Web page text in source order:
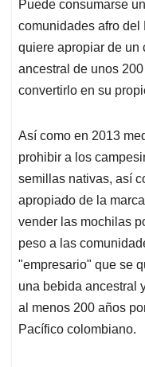
s
A
p
p
b
o
o
k
e
d
I
n
Puede consumarse
comunidades afro del
quiere apropiar de un
ancestral de unos
convertirlo en su
Así como en 2013
prohibir a los
semillas nativas, así
apropiado de la
vender las mochilas
peso a las
"empresario" que se
una bebida ancestral
al menos 200 años
Pacífico colombiano.